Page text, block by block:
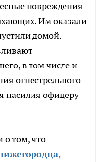
повреждения
Им оказали
домой.
в том числе и
огнестрельного
насилия офицеру
о том, что